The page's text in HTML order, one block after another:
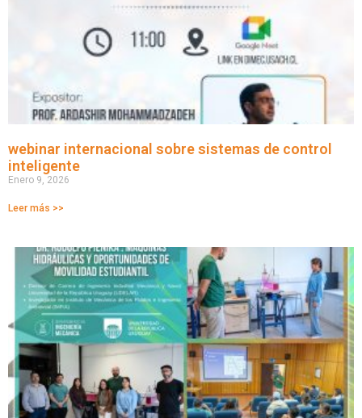
webinar internacional sobre sistemas de control
inteligente
Enero 9, 2026
Leer más >>